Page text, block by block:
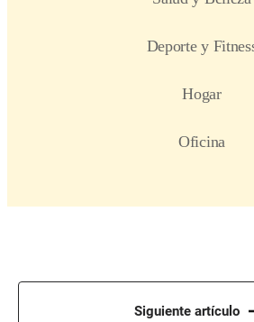
Siguiente artículo